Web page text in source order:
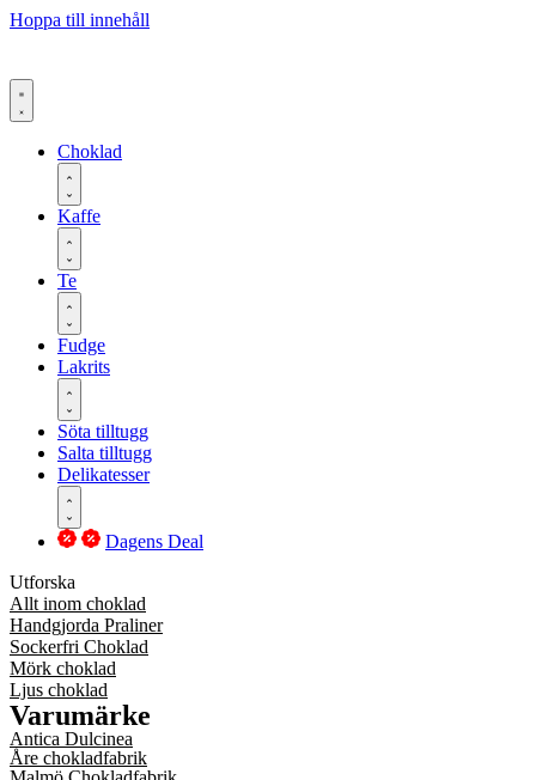
Hoppa till innehåll
Choklad
Kaffe
Te
Fudge
Lakrits
Söta tilltugg
Salta tilltugg
Delikatesser
Dagens Deal
Utforska
Allt inom choklad
Handgjorda Praliner
Sockerfri Choklad
Mörk choklad
Ljus choklad
Varumärke
Antica Dulcinea
Åre chokladfabrik